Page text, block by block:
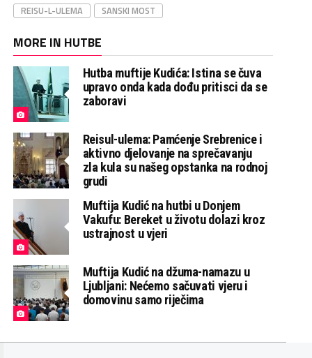
REISU-L-ULEMA
SANSKI MOST
MORE IN HUTBE
Hutba muftije Kudića: Istina se čuva
upravo onda kada dođu pritisci da se
zaboravi
Reisul-ulema: Pamćenje Srebrenice i
aktivno djelovanje na sprečavanju
zla kula su našeg opstanka na rodnoj
grudi
Muftija Kudić na hutbi u Donjem
Vakufu: Bereket u životu dolazi kroz
ustrajnost u vjeri
Muftija Kudić na džuma-namazu u
Ljubljani: Nećemo sačuvati vjeru i
domovinu samo riječima